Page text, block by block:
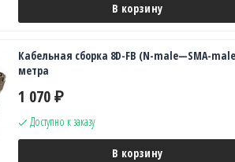
В корзину
Кабельная сборка 8D-FB (N-male—SMA-
метра
1 070 ₽
Доступно к заказу
В корзину